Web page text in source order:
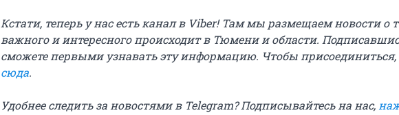
Кстати, теперь у нас есть канал в Viber! Там мы размещаем новости о
важного и интересного происходит в Тюмени и области.
сможете первыми узнавать эту информацию. Чтобы присоединиться,
сюда.
Удобнее следить за новостями в Telegram? Подписывайтесь на нас,